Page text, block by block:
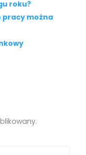
roku?
pracy można